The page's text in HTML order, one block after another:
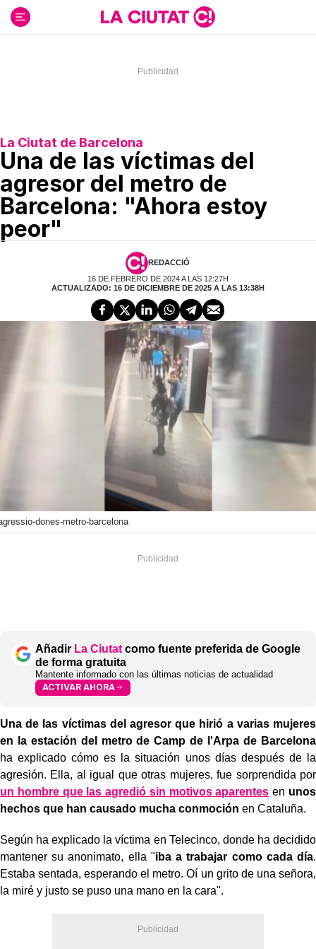
contenido
La Ciutat de Barcelona
Una de las víctimas del
agresor del metro de
Barcelona: "Ahora estoy
peor"
REDACCIÓ
16 DE FEBRERO DE 2024 A LAS 12:27H
ACTUALIZADO: 16 DE DICIEMBRE DE 2025 A LAS 13:38H
dones-metro-barcelona
Añadir La Ciutat como fuente preferida de Google
de forma gratuita
Mantente informado con las últimas noticias de actualidad
ACTIVAR AHORA
Una de las víctimas del agresor que hirió a varias mujeres
en la estación del metro de Camp de l'Arpa de Barcelona
ha explicado cómo es la situación unos días después de la
agresión. Ella, al igual que otras mujeres, fue sorprendida por
un hombre que las agredió sin motivos aparentes en unos
hechos que han causado mucha conmoción en Cataluña.
Según ha explicado la víctima en Telecinco, donde ha decidido
mantener su anonimato, ella "iba a trabajar como cada día.
Estaba sentada, esperando el metro. Oí un grito de una señora,
la miré y justo se puso una mano en la cara".